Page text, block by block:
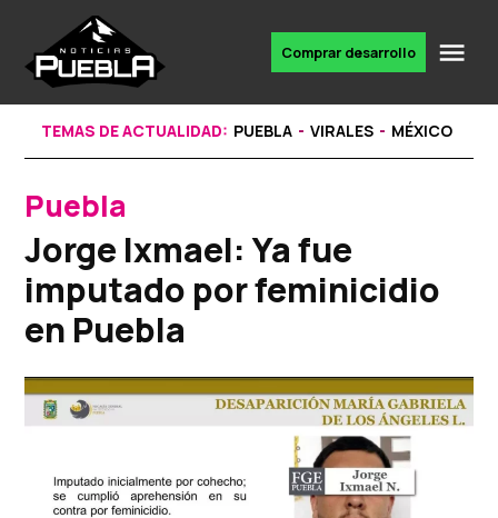
content
noticias
Comprar desarrollo
TEMAS DE ACTUALIDAD: PUEBLA VIRALES MÉXICO
POSTED
IN
Puebla
Jorge Ixmael: Ya fue
imputado por feminicidio
en Puebla